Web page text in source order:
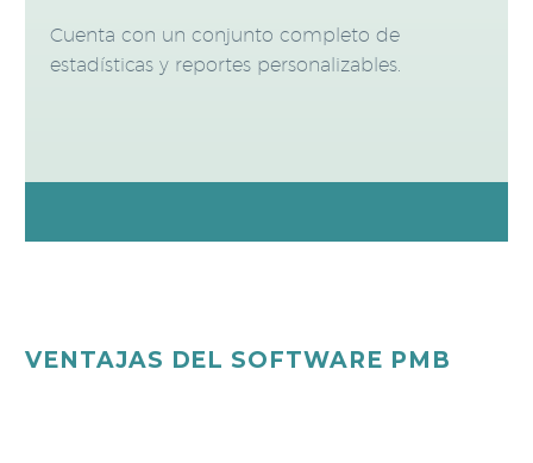
Cuenta con un conjunto completo de
estadísticas y reportes personalizables.
VENTAJAS DEL SOFTWARE PMB